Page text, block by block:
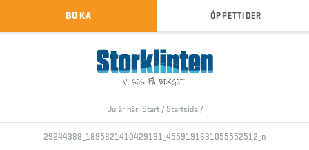
KÖP SKIPASS
info@storklinten.se
Telefonbokning : 0928-40 000
ÖPPETTIDER
BOKA
Du är här: Start/ Startsida/
29244388_1895821410429191_4559191631055552512_n